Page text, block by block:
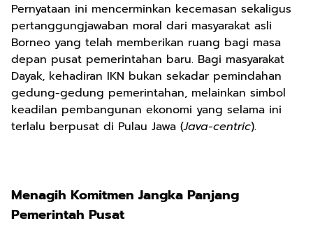
Pernyataan ini mencerminkan kecemasan sekaligus
pertanggungjawaban moral dari masyarakat asli
Borneo yang telah memberikan ruang bagi masa
depan pusat pemerintahan baru. Bagi masyarakat
Dayak, kehadiran IKN bukan sekadar pemindahan
gedung-gedung pemerintahan, melainkan simbol
keadilan pembangunan ekonomi yang selama ini
terlalu berpusat di Pulau Jawa (Java-centric).
Menagih Komitmen Jangka Panjang
Pemerintah Pusat